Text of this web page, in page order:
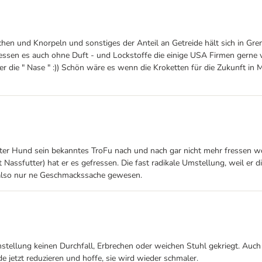
und Knorpeln und sonstiges der Anteil an Getreide hält sich in
es auch ohne Duft - und Lockstoffe die einige USA Firmen
" Nase " :)) Schön wäre es wenn die Kroketten für die Zukunft in
Hund sein bekanntes TroFu nach und nach gar nicht mehr fressen
hat er es gefressen. Die fast radikale Umstellung, weil
nur ne Geschmackssache gewesen.
keinen Durchfall, Erbrechen oder weichen Stuhl gekriegt.
jetzt reduzieren und hoffe, sie wird wieder schmaler.